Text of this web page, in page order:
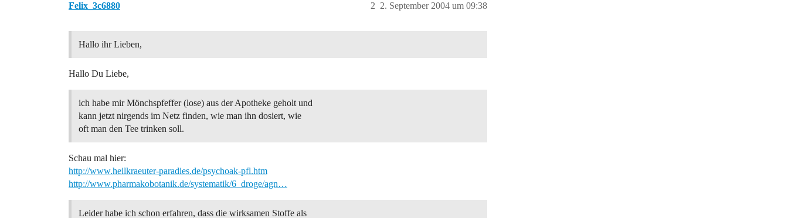
Felix_3c6880 2. September 2004 um 09:38
2
Hallo ihr Lieben,
Hallo Du Liebe,
ich habe mir Mönchspfeffer (lose) aus der Apotheke geholt und
kann jetzt nirgends im Netz finden, wie man ihn dosiert, wie
oft man den Tee trinken soll.
Schau mal hier:
http://www.heilkraeuter-paradies.de/psychoak-pfl.htm
http://www.pharmakobotanik.de/systematik/6_droge/agn…
Leider habe ich schon erfahren, dass die wirksamen Stoffe als